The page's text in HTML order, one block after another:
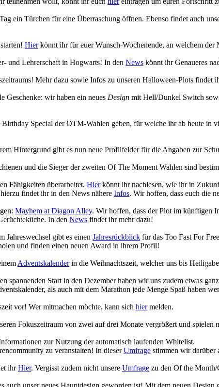
ein Türchen für eine Überraschung öffnen. Ebenso findet auch
Hierkönnt ihr für euer Wunsch-Wochenende, an welchem der
und Lehrerschaft in Hogwarts! In den News könnt ihr Genaueres
Mehr dazu sowie Infos zu unseren Halloween-Plots findet
Geschenke: wir haben ein neues Design mit Hell/Dunkel Switch
Special der OTM-Wahlen geben, für welche ihr ab heute in
Hintergrund gibt es nun neue Profilfelder für die Angaben zur
und die Sieger der zweiten Of The Moment Wahlen sind
Fähigkeiten überarbeitet. Hierkönnt ihr nachlesen, wie ihr in
findet ihr in den News nähere Infos. Wir hoffen, dass euch die
Mayhem at Diagon Alley. Wir hoffen, dass der Plot im künftigen
In den News findet ihr mehr dazu!
Jahreswechsel gibt es einen Jahresrückblick für das Too Fast For
und finden einen neuen Award in ihrem Profil!
Adventskalenderin die Weihnachtszeit, welcher uns bis
spannenden Start in den Dezember haben wir uns zudem etwas
als auch mit dem Marathon jede Menge Spaß haben
vor! Wer mitmachen möchte, kann sich hiermelden.
Fokuszeitraum von zwei auf drei Monate vergrößert und spielen
zur Nutzung der automatisch laufenden Whitelist.
zu veranstalten! In dieserUmfrage stimmen wir darüber
ihrHier. Vergisst zudem nicht unsere Umfrage zu den Of the
auch unser neues Hauptdesign geworden ist! Mit dem neuen Design